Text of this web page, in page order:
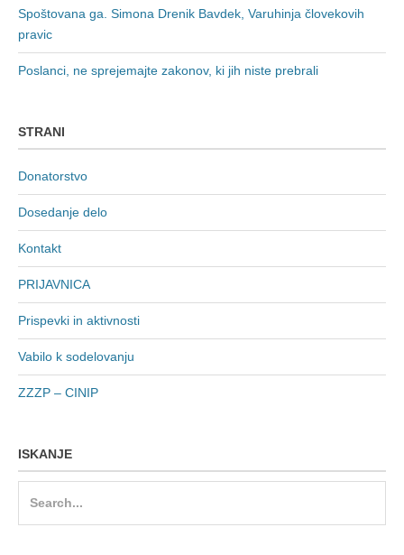
Spoštovana ga. Simona Drenik Bavdek, Varuhinja človekovih
pravic
Poslanci, ne sprejemajte zakonov, ki jih niste prebrali
STRANI
Donatorstvo
Dosedanje delo
Kontakt
PRIJAVNICA
Prispevki in aktivnosti
Vabilo k sodelovanju
ZZZP – CINIP
ISKANJE